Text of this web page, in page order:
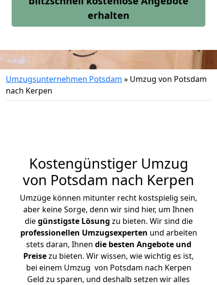
erhalten
Umzugsunternehmen Potsdam » Umzug von Potsdam
nach Kerpen
Kostengünstiger Umzug
von Potsdam nach Kerpen
Umzüge können mitunter recht kostspielig sein,
aber keine Sorge, denn wir sind hier, um Ihnen
diegünstigste Lösung zu bieten. Wir sind die
professionellen Umzugsexperten und arbeiten
stets daran, Ihnen die besten Angebote und
Preisezu bieten. Wir wissen, wie wichtig es ist,
bei einem Umzug von Potsdam nach Kerpen
Geld zu sparen, und deshalb setzen wir alles